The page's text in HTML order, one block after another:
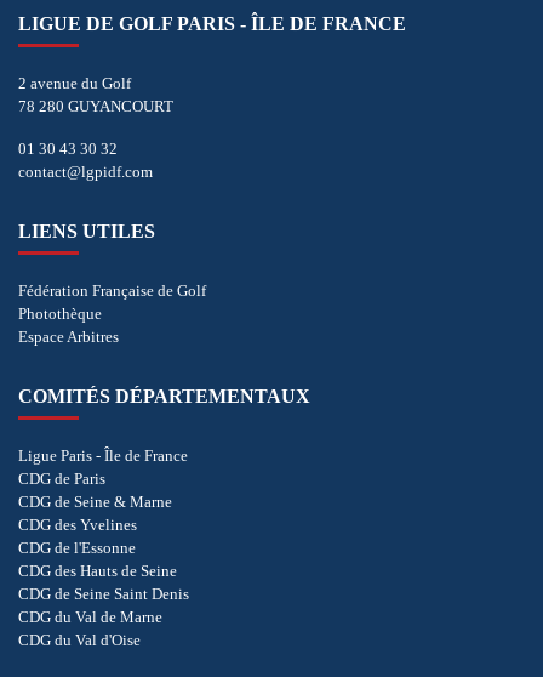
LIGUE DE GOLF PARIS - ÎLE DE FRANCE
2 avenue du Golf
78 280 GUYANCOURT
01 30 43 30 32
contact@lgpidf.com
LIENS UTILES
Fédération Française de Golf
Photothèque
Espace Arbitres
COMITÉS DÉPARTEMENTAUX
Ligue Paris - Île de France
CDG de Paris
CDG de Seine & Marne
CDG des Yvelines
CDG de l'Essonne
CDG des Hauts de Seine
CDG de Seine Saint Denis
CDG du Val de Marne
CDG du Val d'Oise